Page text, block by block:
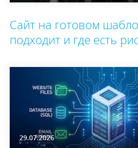
Сайт на готовом
подходит и где есть
29.07.2026